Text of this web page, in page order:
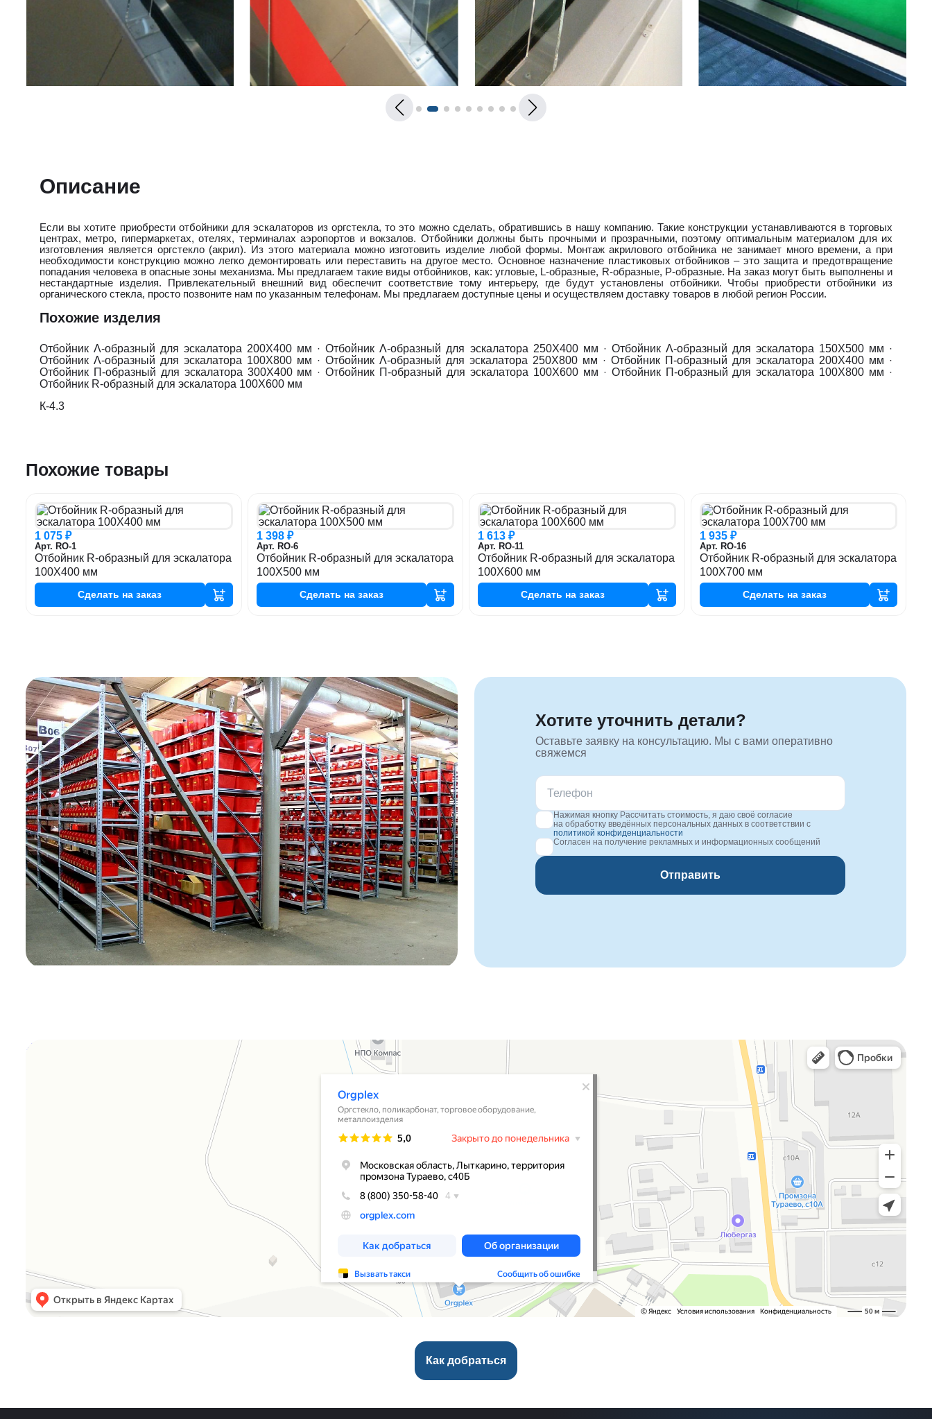
Описание
Если вы хотите приобрести отбойники для эскалаторов из оргстекла, то это можно сделать, обратившись в нашу компанию. Такие конструкции устанавливаются в торговых
центрах, метро, гипермаркетах, отелях, терминалах аэропортов и вокзалов. Отбойники должны быть прочными и прозрачными, поэтому оптимальным материалом для их
изготовления является оргстекло (акрил). Из этого материала можно изготовить изделие любой формы. Монтаж акрилового отбойника не занимает много времени, а при
необходимости конструкцию можно легко демонтировать или переставить на другое место. Основное назначение пластиковых отбойников – это защита и предотвращение
попадания человека в опасные зоны механизма. Мы предлагаем такие виды отбойников, как: угловые, L-образные, R-образные, P-образные. На заказ могут быть выполнены и
нестандартные изделия. Привлекательный внешний вид обеспечит соответствие тому интерьеру, где будут установлены отбойники. Чтобы приобрести отбойники из
органического стекла, просто позвоните нам по указанным телефонам. Мы предлагаем доступные цены и осуществляем доставку товаров в любой регион России.
Похожие изделия
Отбойник Λ-образный для эскалатора 200Х400 мм ·Отбойник Λ-образный для эскалатора 250Х400 мм · Отбойник Λ-образный для эскалатора 150Х500 мм ·
Отбойник Λ-образный для эскалатора 100Х800 мм · Отбойник Λ-образный для эскалатора 250Х800 мм · Отбойник П-образный для эскалатора 200Х400 мм ·
Отбойник П-образный для эскалатора 300Х400 мм ·Отбойник П-образный для эскалатора 100Х600 мм · Отбойник П-образный для эскалатора 100Х800 мм ·
Отбойник R-образный для эскалатора 100Х600 мм
К-4.3
Похожие товары
1 075 ₽
Арт. RO-1
Отбойник R-образный для эскалатора
100Х400 мм
Сделать на заказ
1 398 ₽
Арт. RO-6
Отбойник R-образный для эскалатора
100Х500 мм
Сделать на заказ
1 613 ₽
Арт. RO-11
Отбойник R-образный для эскалатора
100Х600 мм
Сделать на заказ
1 935 ₽
Арт. RO-16
Отбойник R-образный для эскалатора
100Х700 мм
Сделать на заказ
Хотите уточнить детали?
Оставьте заявку на консультацию. Мы с вами оперативно
свяжемся
Нажимая кнопку Рассчитать стоимость, я даю своё согласие
на обработку введённых персональных данных в соответствии с
политикой конфиденциальности
Согласен на получение рекламных и информационных сообщений
Отправить
Orgplex
Как добраться